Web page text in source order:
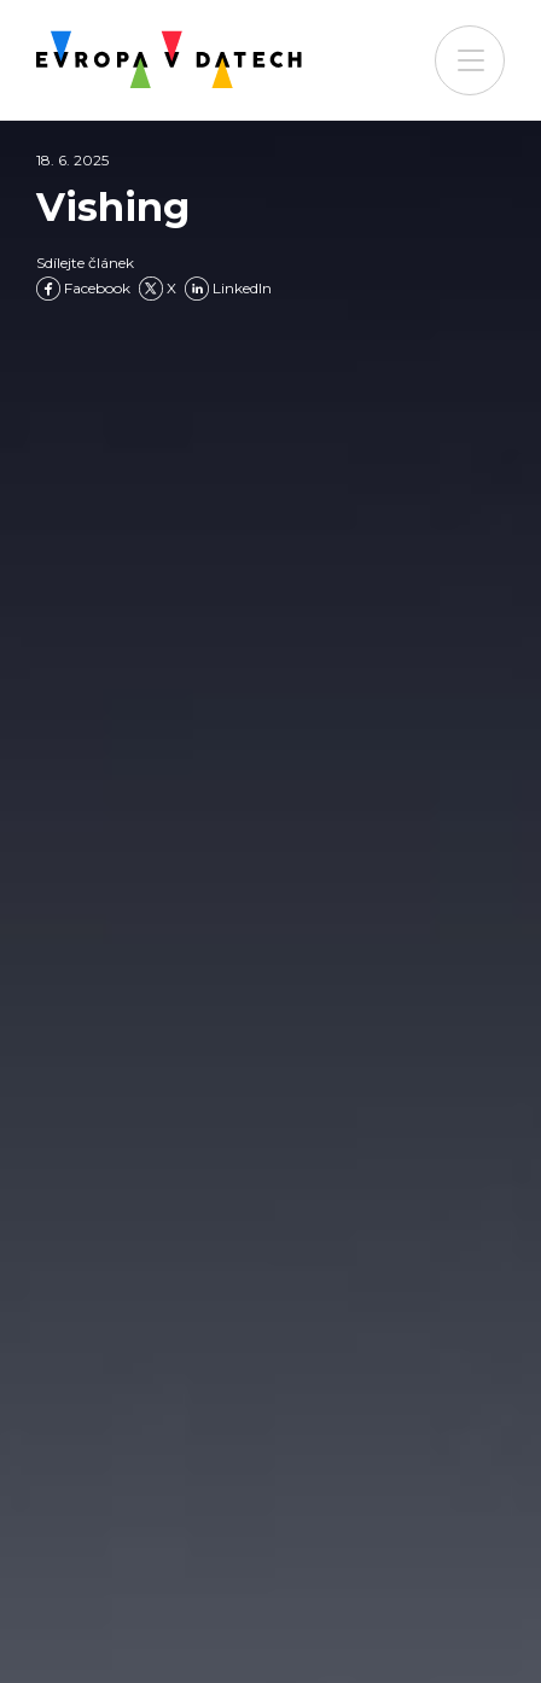
18. 6. 2025
Vishing
Sdílejte článek
Facebook
X LinkedIn